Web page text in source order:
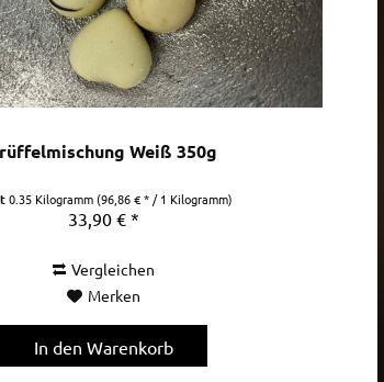
Weiß 350g
0.35 Kilogramm(96,86 € * / 1 Kilogramm)
33,90 € *
Vergleichen
Merken
In den Warenkorb